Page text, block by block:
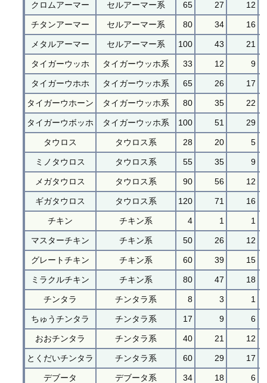
クロムアーマー セルアーマー系 65 27 12
チタンアーマー セルアーマー系 80 34 16
メタルアーマー セルアーマー系 100 43 21
タイガーウッホ タイガーウッホ系 33 12 9
タイガーウホホ タイガーウッホ系 65 26 17
タイガーウホーン タイガーウッホ系 80 35 22
タイガーウボッホ タイガーウッホ系 100 51 29
タウロス タウロス系 28 20 5
ミノタウロス タウロス系 55 35 9
メガタウロス タウロス系 90 56 12
ギガタウロス タウロス系 120 71 16
チキン チキン系 4 1 1
マスターチキン チキン系 50 26 12
グレートチキン チキン系 60 39 15
ミラクルチキン チキン系 80 47 18
チンタラ チンタラ系 8 3 1
ちゅうチンタラ チンタラ系 17 9 6
おおチンタラ チンタラ系 40 21 12
とくだいチンタラ チンタラ系 60 29 17
デブータ デブータ系 34 18 6